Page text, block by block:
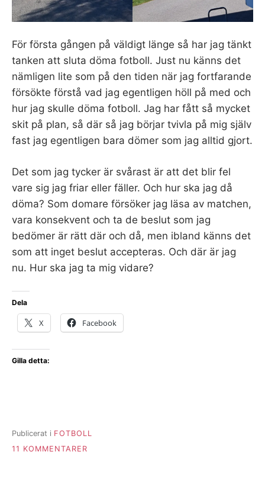
För första gången på väldigt länge så har jag tänkt
tanken att sluta döma fotboll. Just nu känns det
nämligen lite som på den tiden när jag fortfarande
försökte förstå vad jag egentligen höll på med och
hur jag skulle döma fotboll. Jag har fått så mycket
skit på plan, så där så jag börjar tvivla på mig själv
fast jag egentligen bara dömer som jag alltid gjort.
Det som jag tycker är svårast är att det blir fel
vare sig jag friar eller fäller. Och hur ska jag då
döma? Som domare försöker jag läsa av matchen,
vara konsekvent och ta de beslut som jag
bedömer är rätt där och då, men ibland känns det
som att inget beslut accepteras. Och där är jag
nu. Hur ska jag ta mig vidare?
Dela
X Facebook
Gilla detta:
Publicerat i FOTBOLL
11 KOMMENTARER